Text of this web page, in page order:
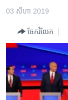
ព័ត៌មាន​​
រំលង​
ចូល​
ទៅ​
ទំព័រ​
ព្រឹត្តិការណ៍ព័ត៌មាន
ទូរទស្សន៍ / វីដេអូ​
វិទ្យុ / ផតខាសថ៍
កម្មវិធីទាំងអស់
03 សីហា 2019
ចែករំលែក